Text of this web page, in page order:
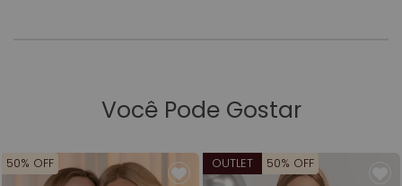
Você Pode Gostar
50% OFF OUTLET 50% OFF